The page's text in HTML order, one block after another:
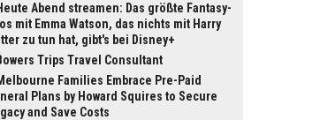
Abend streamen: Das größte Fantasy-
mit Emma Watson, das nichts mit Harry
zu tun hat, gibt's bei Disney+
Trips Travel Consultant
Families Embrace Pre-Paid
Plans by Howard Squires to Secure
and Save Costs